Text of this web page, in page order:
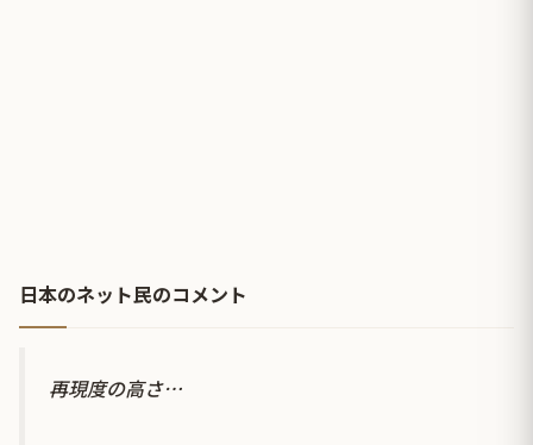
日本のネット民のコメント
再現度の高さ…